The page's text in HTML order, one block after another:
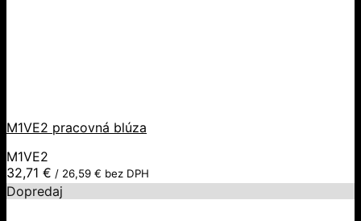
M1VE2 pracovná blúza
M1VE2
32,71 € / 26,59 € bez DPH
Dopredaj